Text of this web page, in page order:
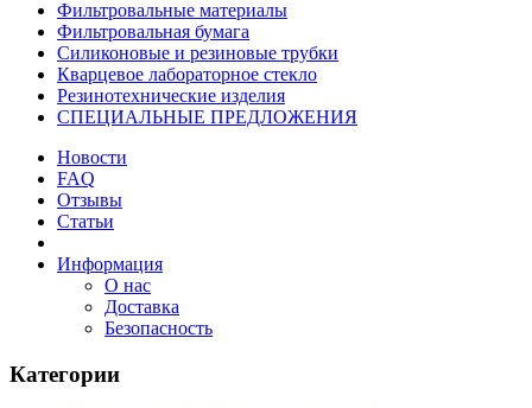
Фильтровальные материалы
Фильтровальная бумага
Силиконовые и резиновые трубки
Кварцевое лабораторное стекло
Резинотехнические изделия
СПЕЦИАЛЬНЫЕ ПРЕДЛОЖЕНИЯ
Новости
FAQ
Отзывы
Статьи
Информация
О нас
Доставка
Безопасность
Категории